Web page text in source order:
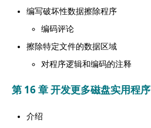
编写破坏性数据擦除程序
编码评论
擦除特定文件的数据区域
对程序逻辑和编码的注释
第 16 章 开发更多磁盘实用程序
介绍